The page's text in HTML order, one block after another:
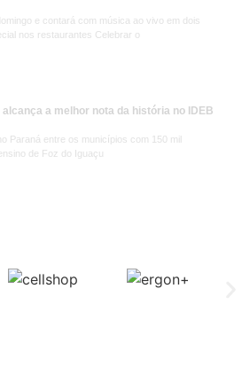
e contará com música ao vivo em dois
nos restaurantes Celebrar o
a melhor nota da história no IDEB
Paraná entre os municípios com 150 mil
de Foz do Iguaçu